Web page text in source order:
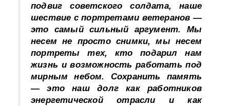
подвиг советского солдата, наше
шествие с портретами ветеранов —
это самый сильный аргумент. Мы
несем не просто снимки, мы несем
портреты тех, кто подарил нам
жизнь и возможность работать под
мирным небом. Сохранить память
— это наш долг как работников
энергетической отрасли и как